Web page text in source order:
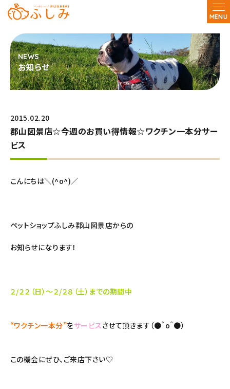
MENU
お知らせ
2015.02.20
郡山図景店☆今週のお買い得情報☆ワクチン一本分サー
ビス
こんにちは＼(^o^)／
ペットショップふしみ郡山図景店からの
お知らせになります！
２/２２（日）～２/２８（土）までの期間中
“ワクチン一本分”をサービスさせて頂きます（●＾o＾●）
この機会にぜひ、ご来店下さい♡